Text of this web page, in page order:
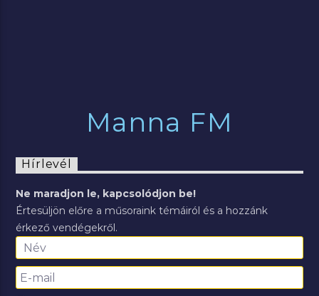
Manna FM
Hírlevél
Ne maradjon le, kapcsolódjon be!
Értesüljön előre a műsoraink témáiról és a hozzánk
érkező vendégekről.